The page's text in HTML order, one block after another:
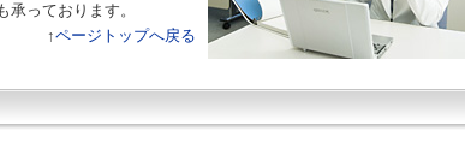
っております。
↑ページトップへ戻る